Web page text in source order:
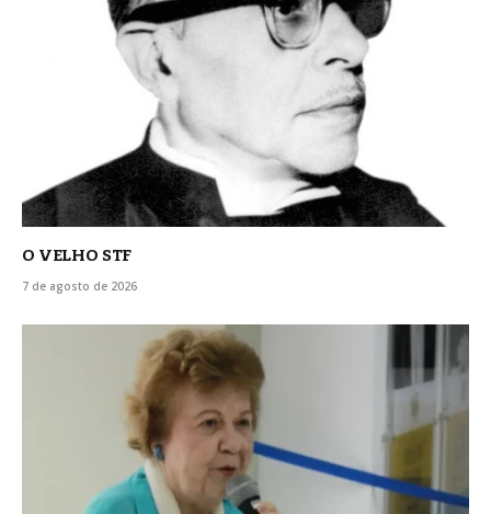
O VELHO STF
7 de agosto de 2026